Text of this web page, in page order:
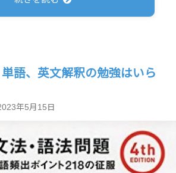
語、英文解釈の勉強はいら
年5月15日